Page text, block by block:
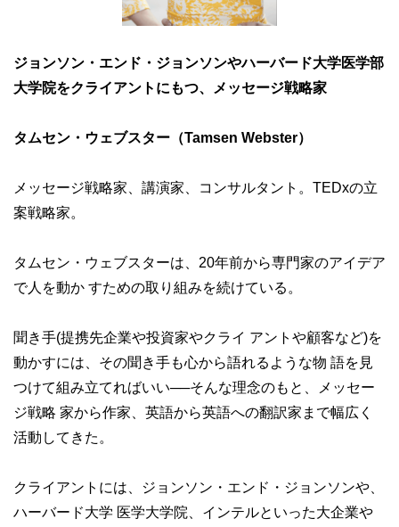
ジョンソン・エンド・ジョンソンやハーバード大学医学部
大学院をクライアントにもつ、 メッセージ戦略家
タムセン・ウェブスター（Tamsen Webster）
メッセージ戦略家、講演家、コンサルタント。TEDxの立
案戦略家。
タムセン・ウェブスターは、20年前から専門家のアイデア
で人を動か すための取り組みを続けている。
聞き手(提携先企業や投資家やクライ アントや顧客など)を
動かすには、その聞き手も心から語れるような物 語を見
つけて組み立てればいい──そんな理念のもと、メッセー
ジ戦略 家から作家、英語から英語への翻訳家まで幅広く
活動してきた。
クライアントには、ジョンソン・エンド・ジョンソンや、
ハーバード大学 医学大学院、インテルといった大企業や